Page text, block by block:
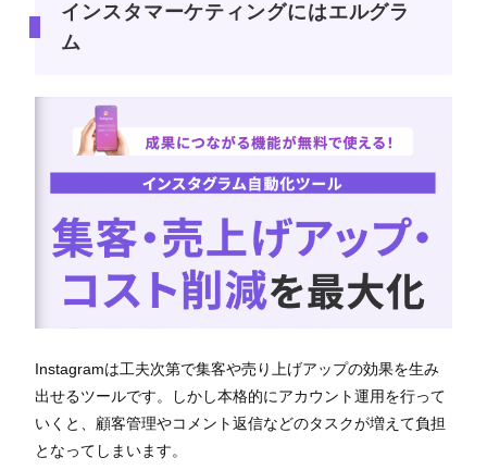
インスタマーケティングにはエルグラ
ム
Instagramは工夫次第で集客や売り上げアップの効果を生み
出せるツールです。しかし本格的にアカウント運用を行って
いくと、顧客管理やコメント返信などのタスクが増えて負担
となってしまいます。